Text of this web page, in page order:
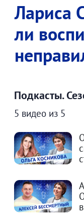
Лариса
ли
Подкасты.
5 видео из 5